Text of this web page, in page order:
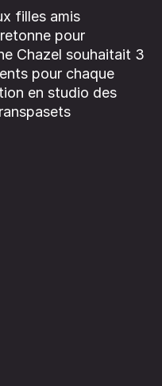
filles amis
pour
Chazel souhaitait 3
pour chaque
en studio des